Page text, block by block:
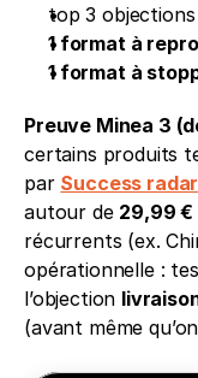
top 3
1 format à
1 format à
Preuve Minea 3
certains produits
par Success radar
autour de 29,99 €
récurrents (ex.
opérationnelle :
l’objection
(avant même